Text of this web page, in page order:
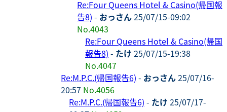
Re:Four Queens Hotel & Casino(帰国報
告8) - おっさん25/07/15-09:02
No.4043
Re:Four Queens Hotel & Casino(帰国
報告8) - たけ 25/07/15-19:38
No.4047
Re:M.P.C.(帰国報告6) - おっさん25/07/16-
20:57 No.4056
Re:M.P.C.(帰国報告6) - たけ 25/07/17-